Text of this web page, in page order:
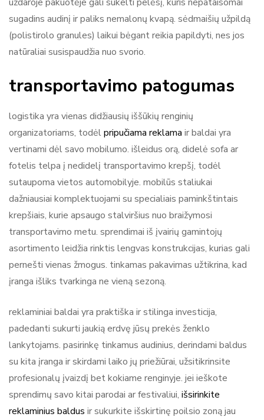
sugadins audinį ir paliks nemalonų kvapą. sėdmaišių užpildą
(polistirolo granules) laikui bėgant reikia papildyti, nes jos
natūraliai susispaudžia nuo svorio.
transportavimo patogumas
logistika yra vienas didžiausių iššūkių renginių
organizatoriams, todėlpripučiama reklama ir baldai yra
vertinami dėl savo mobilumo. išleidus orą, didelė sofa ar
fotelis telpa į nedidelį transportavimo krepšį, todėl
sutaupoma vietos automobilyje. mobilūs staliukai
dažniausiai komplektuojami su specialiais paminkštintais
krepšiais, kurie apsaugo stalviršius nuo braižymosi
transportavimo metu. sprendimai iš įvairių gamintojų
asortimento leidžia rinktis lengvas konstrukcijas, kurias gali
pernešti vienas žmogus. tinkamas pakavimas užtikrina, kad
įranga išliks tvarkinga ne vieną sezoną.
reklaminiai baldai yra praktiška ir stilinga investicija,
padedanti sukurti jaukią erdvę jūsų prekės ženklo
lankytojams. pasirinkę tinkamus audinius, derindami baldus
su kita įranga ir skirdami laiko jų priežiūrai, užsitikrinsite
profesionalų įvaizdį bet kokiame renginyje. jei ieškote
sprendimų savo kitai parodai ar festivaliui, išsirinkite
reklaminius baldus ir sukurkite išskirtinę poilsio zoną jau